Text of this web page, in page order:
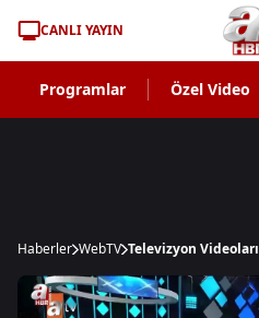
CANLI YAYIN
Programlar Özel Video
Haberler WebTV Televizyon Videoları